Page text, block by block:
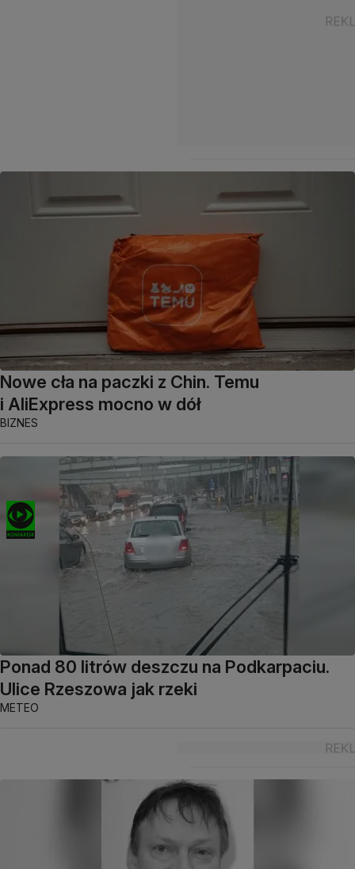
Nowe cła na paczki z Chin. Temu
i AliExpress mocno w dół
BIZNES
Ponad 80 litrów deszczu na Podkarpaciu.
Ulice Rzeszowa jak rzeki
METEO